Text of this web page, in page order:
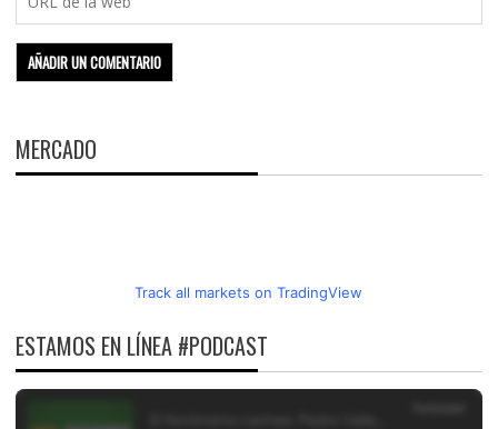
MERCADO
Track all markets on TradingView
ESTAMOS EN LÍNEA #PODCAST